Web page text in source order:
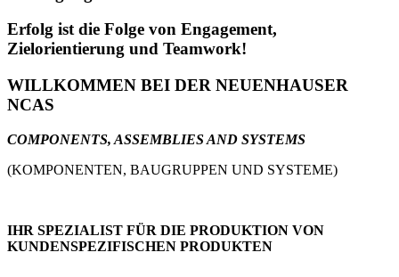
Erfolg ist die Folge von Engagement,
Zielorientierung und Teamwork!
WILLKOMMEN BEI DER NEUENHAUSER
NCAS
COMPONENTS, ASSEMBLIES AND SYSTEMS
(KOMPONENTEN, BAUGRUPPEN UND SYSTEME)
IHR SPEZIALIST FÜR DIE PRODUKTION VON
KUNDENSPEZIFISCHEN PRODUKTEN